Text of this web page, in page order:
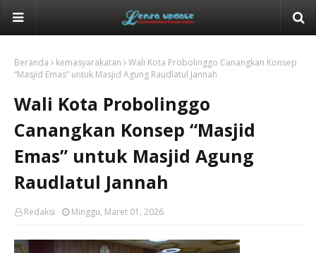
Beranda kemasyarakatan
Wali Kota Probolinggo Canangkan Konsep
“Masjid Emas” untuk Masjid Agung Raudlatul Jannah
Wali Kota Probolinggo
Canangkan Konsep “Masjid
Emas” untuk Masjid Agung
Raudlatul Jannah
Redaksi Minggu, Maret 01, 2026